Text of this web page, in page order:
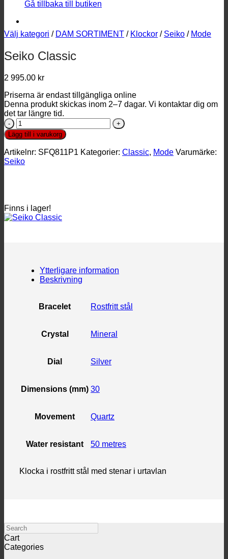
Gå tillbaka till butiken
Välj kategori / DAM SORTIMENT / Klockor / Seiko / Mode
Seiko Classic
2 995.00 kr
Priserna är endast tillgängliga online
Denna produkt skickas inom 2–7 dagar. Vi kontaktar dig om
det tar längre tid.
Seiko
Classic
mängd
Lägg till i varukorg
Artikelnr: SFQ811P1 Kategorier: Classic, Mode Varumärke:
Seiko
Finns i lager!
Ytterligare information
Beskrivning
Bracelet Rostfritt stål
Crystal Mineral
Dial Silver
Dimensions (mm) 30
Movement Quartz
Water resistant 50 metres
Klocka i rostfritt stål med stenar i urtavlan
Search
Cart
Categories